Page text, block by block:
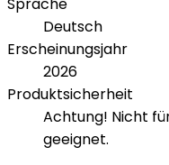
Sprache
Deutsch
Erscheinungsjahr
2026
Produktsicherheit
Achtung! Nicht
geeignet.